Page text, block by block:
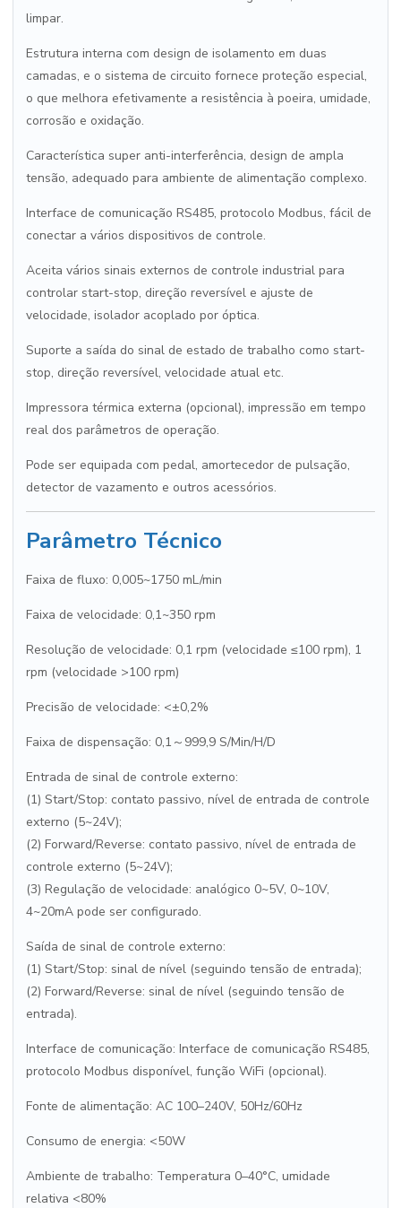
limpar.
Estrutura interna com design de isolamento em duas
camadas, e o sistema de circuito fornece proteção especial,
o que melhora efetivamente a resistência à poeira, umidade,
corrosão e oxidação.
Característica super anti-interferência, design de ampla
tensão, adequado para ambiente de alimentação complexo.
Interface de comunicação RS485, protocolo Modbus, fácil de
conectar a vários dispositivos de controle.
Aceita vários sinais externos de controle industrial para
controlar start-stop, direção reversível e ajuste de
velocidade, isolador acoplado por óptica.
Suporte a saída do sinal de estado de trabalho como start-
stop, direção reversível, velocidade atual etc.
Impressora térmica externa (opcional), impressão em tempo
real dos parâmetros de operação.
Pode ser equipada com pedal, amortecedor de pulsação,
detector de vazamento e outros acessórios.
Parâmetro Técnico
Faixa de fluxo: 0,005~1750 mL/min
Faixa de velocidade: 0,1~350 rpm
Resolução de velocidade: 0,1 rpm (velocidade ≤100 rpm), 1
rpm (velocidade >100 rpm)
Precisão de velocidade: <±0,2%
Faixa de dispensação: 0,1～999,9 S/Min/H/D
Entrada de sinal de controle externo:
(1) Start/Stop: contato passivo, nível de entrada de controle
externo (5~24V);
(2) Forward/Reverse: contato passivo, nível de entrada de
controle externo (5~24V);
(3) Regulação de velocidade: analógico 0~5V, 0~10V,
4~20mA pode ser configurado.
Saída de sinal de controle externo:
(1) Start/Stop: sinal de nível (seguindo tensão de entrada);
(2) Forward/Reverse: sinal de nível (seguindo tensão de
entrada).
Interface de comunicação: Interface de comunicação RS485,
protocolo Modbus disponível, função WiFi (opcional).
Fonte de alimentação: AC 100–240V, 50Hz/60Hz
Consumo de energia: <50W
Ambiente de trabalho: Temperatura 0–40°C, umidade
relativa <80%